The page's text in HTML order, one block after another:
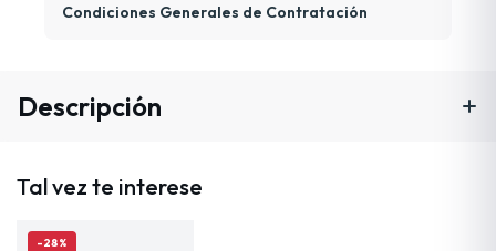
Condiciones Generales de Contratación
Descripción
Tal vez te interese
-28%